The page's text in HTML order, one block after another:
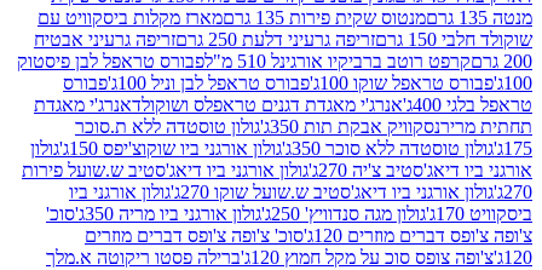
מנטוס שקית פירות 135 גרם
מארז מקלות ביסקוויט עם
זריפה גרעיני דלעת 250 גרם
זריפה גרעיני אבטיח
רוטב ברביקיו אורגינל 510 מ"ל
פבורס טראפל לבן פיסטוק
שוקו 100ג'
פבורס טראפל לבן וניל 100ג'
פבורס
אנרג'י מאגדת דגנים טראפלס ושוקולדאנרג'י מאגדת
נסקוויק אבקת תות 350ג'
גולון טוסטדה ללא ת.סוכר
ללא סוכר 350ג'
גולון אורגני ביו שוקוצ'יפס 150ג'
גולון
צ'יה 270ג'
גולון אורגני ביו דיאג'סטיב ש.שועל פירות
ביו דיאג'סטיב ש.שועל שוקו 270ג'
גולון אורגני ביו
גולון מגה סנדוויץ' 250ג'
גולון אורגני ביו מריה 350ג'
סוכ'
מוזרים 120ג'
סוכ' צ'ופה צ'ופס דברים מוזרים
סוכ על מקל חמוץ 120ג'
ברילה פסטו ריקוטה א.מלך